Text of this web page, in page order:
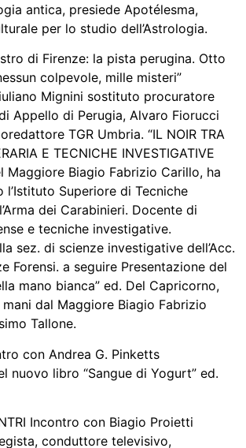
antica, presiede Apotélesma,
per lo studio dell’Astrologia.
di Firenze: la pista perugina. Otto
colpevole, mille misteri”
Mignini sostituto procuratore
Appello di Perugia, Alvaro Fiorucci
TGR Umbria. “IL NOIR TRA
E TECNICHE INVESTIGATIVE
Maggiore Biagio Fabrizio Carillo, ha
l’Istituto Superiore di Tecniche
dei Carabinieri. Docente di
e tecniche investigative.
sez. di scienze investigative dell’Acc.
Forensi. a seguire Presentazione del
mano bianca” ed. Del Capricorno,
dal Maggiore Biagio Fabrizio
Tallone.
con Andrea G. Pinketts
nuovo libro “Sangue di Yogurt” ed.
Incontro con Biagio Proietti
conduttore televisivo,